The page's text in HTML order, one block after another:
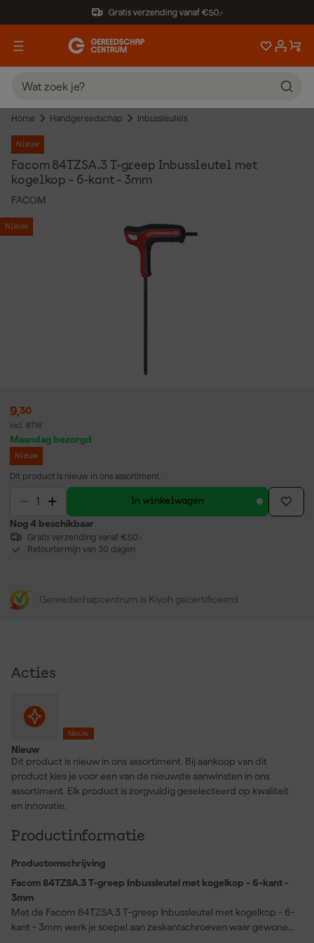
Gratis verzending vanaf €50,-
Home Handgereedschap Inbussleutels
Nieuw
Facom 84TZSA.3 T-greep Inbussleutel met
kogelkop - 6-kant - 3mm
FACOM
Nieuw
9,30
incl. BTW
Maandag bezorgd
Nieuw
Dit product is nieuw in ons assortiment.
In winkelwagen
Nog 4 beschikbaar
Gratis verzending vanaf €50,-
Retourtermijn van 30 dagen
Gereedschapcentrum is Kiyoh gecertificeerd
Acties
Nieuw
Nieuw
Dit product is nieuw in ons assortiment. Bij aankoop van dit
product kies je voor een van de nieuwste aanwinsten in ons
assortiment. Elk product is zorgvuldig geselecteerd op kwaliteit
en innovatie.
Productinformatie
Productomschrijving
Facom 84TZSA.3 T-greep Inbussleutel met kogelkop - 6-kant -
3mm
Met de Facom 84TZSA.3 T-greep Inbussleutel met kogelkop - 6-
kant - 3mm werk je soepel aan zeskantschroeven waar gewone